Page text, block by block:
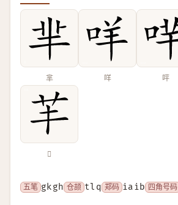
芈 咩 哶
𦬒
五笔 gkgh 仓颉 tlq 郑码 iaib 四角号码